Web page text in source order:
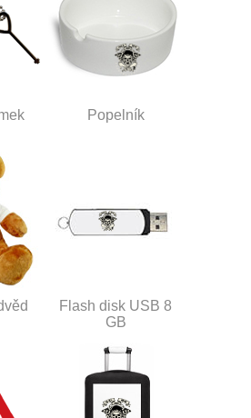
Popelník
Flash disk USB 8
GB